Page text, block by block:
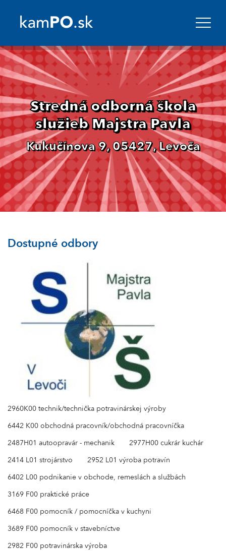
Stredná odborná škola
služieb Majstra Pavla
Kukučínova 9, 05427, Levoča
Dostupné odbory
2960K00 technik/technička potravinárskej výroby
6442 K00 obchodná pracovník/obchodná pracovníčka
2487H01 autoopravár - mechanik
2977H00 cukrár kuchár
2414 L01 strojárstvo
2952 L01 výroba potravín
6402 L00 podnikanie v obchode, remeslách a službách
3169 F00 praktické práce
6468 F00 pomocník / pomocníčka v kuchyni
3689 F00 pomocník v stavebníctve
2982 F00 potravinárska výroba